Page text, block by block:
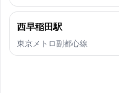
西早稲田駅
東京メトロ副都心線